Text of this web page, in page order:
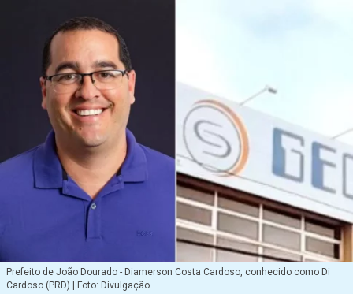
Prefeito de João Dourado - Diamerson Costa Cardoso, conhecido como Di
Cardoso (PRD) | Foto: Divulgação